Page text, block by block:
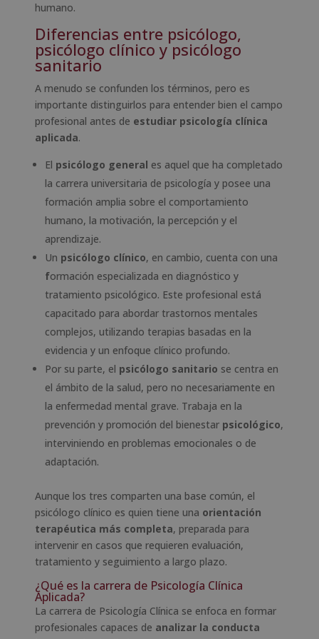
humano.
Diferencias entre psicólogo,
psicólogo clínico y psicólogo
sanitario
A menudo se confunden los términos, pero es
importante distinguirlos para entender bien el campo
profesional antes de estudiar psicología clínica
aplicada.
El psicólogo general es aquel que ha completado
la carrera universitaria de psicología y posee una
formación amplia sobre el comportamiento
humano, la motivación, la percepción y el
aprendizaje.
Un psicólogo clínico, en cambio, cuenta con una
formación especializada en diagnóstico y
tratamiento psicológico. Este profesional está
capacitado para abordar trastornos mentales
complejos, utilizando terapias basadas en la
evidencia y un enfoque clínico profundo.
Por su parte, el psicólogo sanitario se centra en
el ámbito de la salud, pero no necesariamente en
la enfermedad mental grave. Trabaja en la
prevención y promoción del bienestarpsicológico,
interviniendo en problemas emocionales o de
adaptación.
Aunque los tres comparten una base común, el
psicólogo clínico es quien tiene una orientación
terapéutica más completa, preparada para
intervenir en casos que requieren evaluación,
tratamiento y seguimiento a largo plazo.
¿Qué es la carrera de Psicología Clínica
Aplicada?
La carrera de Psicología Clínica se enfoca en formar
profesionales capaces de analizar la conducta